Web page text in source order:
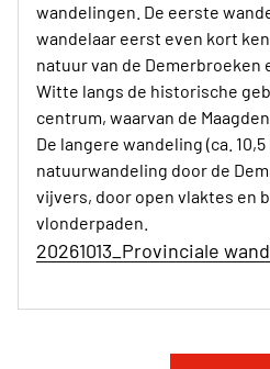
wandelingen. De eerste
wandelaar eerst even kort
natuur van de Demerbroeken
Witte langs de historische
centrum, waarvan de
De langere wandeling (ca. 10,5
natuurwandeling door de
vijvers, door open vlaktes en
vlonderpaden.
20261013_Provinciale